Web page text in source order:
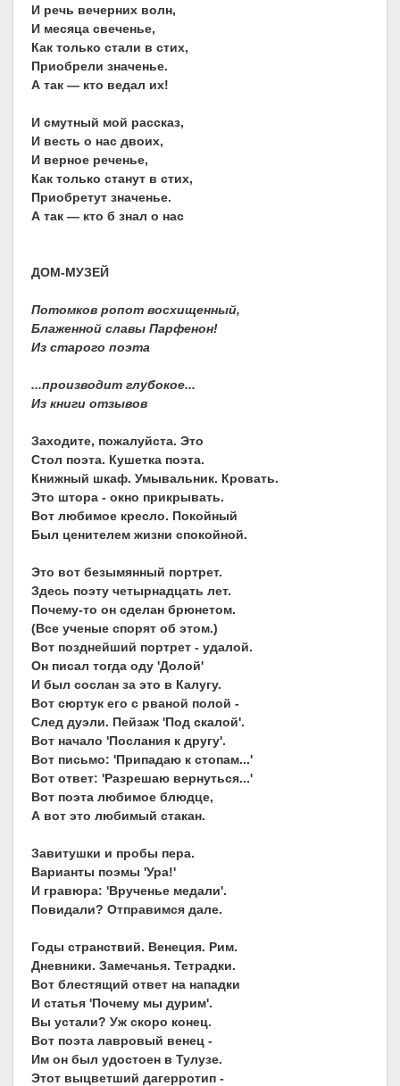
И речь вечерних волн,
И месяца свеченье,
Как только стали в стих,
Приобрели значенье.
А так — кто ведал их!
И смутный мой рассказ,
И весть о нас двоих,
И верное реченье,
Как только станут в стих,
Приобретут значенье.
А так — кто б знал о нас
ДОМ-МУЗЕЙ
Потомков ропот восхищенный,
Блаженной славы Парфенон!
Из старого поэта
...производит глубокое...
Из книги отзывов
Заходите, пожалуйста. Это
Стол поэта. Кушетка поэта.
Книжный шкаф. Умывальник. Кровать.
Это штора - окно прикрывать.
Вот любимое кресло. Покойный
Был ценителем жизни спокойной.
Это вот безымянный портрет.
Здесь поэту четырнадцать лет.
Почему-то он сделан брюнетом.
(Все ученые спорят об этом.)
Вот позднейший портрет - удалой.
Он писал тогда оду 'Долой'
И был сослан за это в Калугу.
Вот сюртук его с рваной полой -
След дуэли. Пейзаж 'Под скалой'.
Вот начало 'Послания к другу'.
Вот письмо: 'Припадаю к стопам...'
Вот ответ: 'Разрешаю вернуться...'
Вот поэта любимое блюдце,
А вот это любимый стакан.
Завитушки и пробы пера.
Варианты поэмы 'Ура!'
И гравюра: 'Врученье медали'.
Повидали? Отправимся дале.
Годы странствий. Венеция. Рим.
Дневники. Замечанья. Тетрадки.
Вот блестящий ответ на нападки
И статья 'Почему мы дурим'.
Вы устали? Уж скоро конец.
Вот поэта лавровый венец -
Им он был удостоен в Тулузе.
Этот выцветший дагерротип -